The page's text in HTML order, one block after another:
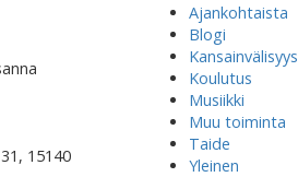
15140
Ajankohtaista
Blogi
Kansainvälisyys
Koulutus
Musiikki
Muu toiminta
Taide
Yleinen